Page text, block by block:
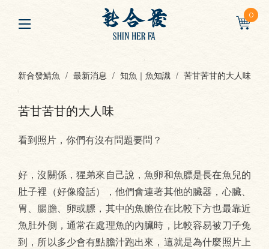
0
新合發鯖魚 最新消息 知魚｜魚知識 苦甘苦甘的大人味
苦甘苦甘的大人味
看到照片，你們有沒有問題要問？
好，沒關係，猩弟來自己說，魚卵和魚膘是長在魚兒的
肚子裡（好像廢話），他們會連著其他的臟器，心臟、
胃、腸膽、卵或膘，其中的魚膽位在比較下方也最靠近
魚肚外側，通常在處理魚的內臟時，比較容易被刀子兔
到，所以多少會有點膽汁跑出來，這就是為什麼照片上